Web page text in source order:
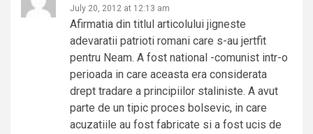
July 20, 2012 at 12:13 am
Afirmatia din titlul articolului jigneste
adevaratii patrioti romani care s-au jertfit
pentru Neam. A fost national -comunist intr-o
perioada in care aceasta era considerata
drept tradare a principiilor staliniste. A avut
parte de un tipic proces bolsevic, in care
acuzatiile au fost fabricate si a fost ucis de